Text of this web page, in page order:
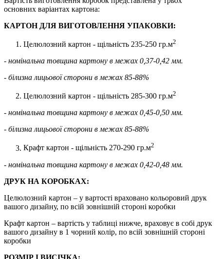
основних варіантах картона:
КАРТОН ДЛЯ ВИГОТОВЛЕННЯ УПАКОВКИ:
Целюлозний картон - щільність 235-250 гр.м2
- номінальна товщина картону в межах 0,37-0,42 мм.
- білизна лицьової сторони в межах 85-88%
Целюлозний картон - щільність 285-300 гр.м2
- номінальна товщина картону в межах 0,45-0,50 мм.
- білизна лицьової сторони в межах 85-88%
Крафт картон - щільність 270-290 гр.м2
- номінальна товщина картону в межах 0,42-0,48 мм.
ДРУК НА КОРОБКАХ:
Целюлозний картон – у вартості враховано кольоровий друк
вашого дизайну, по всій зовнішній стороні коробки
Крафт картон – вартість у таблиці нижче, враховує в собі друк
вашого дизайну в 1 чорний колір, по всій зовнішній стороні
коробки
РОЗМІР І ВИСІЧКА: